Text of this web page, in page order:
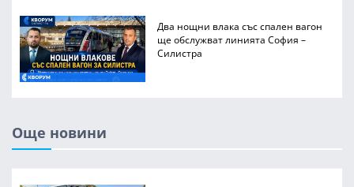
Два нощни влака със спален вагон
ще обслужват линията София –
Силистра
Още новини